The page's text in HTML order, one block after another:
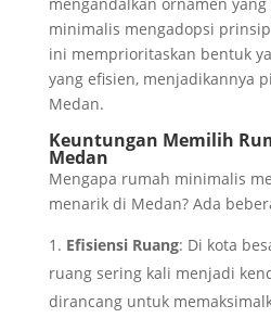
minimalis mengadopsi prinsip
ini memprioritaskan bentuk
yang efisien, menjadikannya
Medan.
Keuntungan Memilih
Medan
Mengapa rumah minimalis
menarik di Medan? Ada
Efisiensi Ruang: Di kota
ruang sering kali menjadi
dirancang untuk